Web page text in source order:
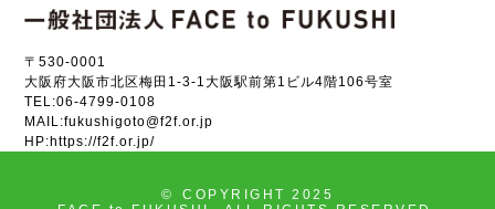
〒530-0001
大阪府大阪市北区梅田1-3-1大阪駅前第1ビル4階106号室
TEL:06-4799-0108
MAIL:fukushigoto@f2f.or.jp
HP:https://f2f.or.jp/
©
COPYRIGHT 2025